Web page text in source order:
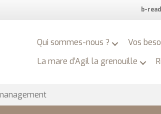
b-
Qui sommes-nous ? Vos
La mare d’Agil la grenouille